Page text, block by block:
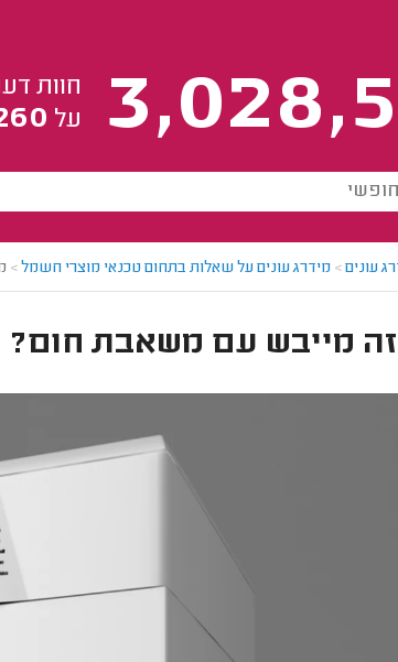
חוות
על
עונים> מידרג עונים על שאלות בתחום טכנאי מוצרי חשמל>
מייבש עם משאבת חום?